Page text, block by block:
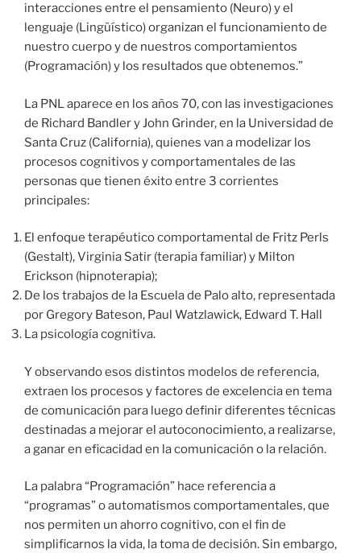
interacciones entre el pensamiento (Neuro) y el
lenguaje (Lingüístico) organizan el funcionamiento de
nuestro cuerpo y de nuestros comportamientos
(Programación) y los resultados que obtenemos.”
La PNL aparece en los años 70, con las investigaciones
de Richard Bandler y John Grinder, en la Universidad de
Santa Cruz (California), quienes van a modelizar los
procesos cognitivos y comportamentales de las
personas que tienen éxito entre 3 corrientes
principales:
El enfoque terapéutico comportamental de Fritz Perls
(Gestalt), Virginia Satir (terapia familiar) y Milton
Erickson (hipnoterapia);
De los trabajos de la Escuela de Palo alto, representada
por Gregory Bateson, Paul Watzlawick, Edward T. Hall
La psicología cognitiva.
Y observando esos distintos modelos de referencia,
extraen los procesos y factores de excelencia en tema
de comunicación para luego definir diferentes técnicas
destinadas a mejorar el autoconocimiento, a realizarse,
a ganar en eficacidad en la comunicación o la relación.
La palabra “Programación” hace referencia a
“programas” o automatismos comportamentales, que
nos permiten un ahorro cognitivo, con el fin de
simplificarnos la vida, la toma de decisión. Sin embargo,